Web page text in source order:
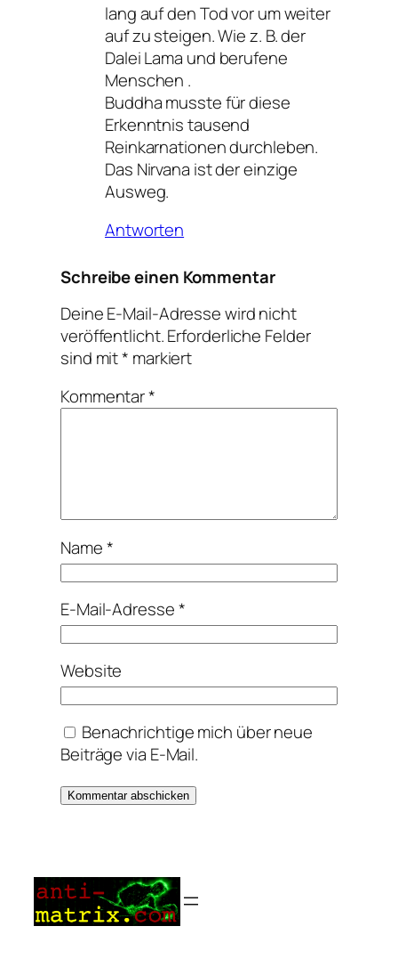
lang auf den Tod vor um weiter
auf zu steigen. Wie z. B. der
Dalei Lama und berufene
Menschen .
Buddha musste für diese
Erkenntnis tausend
Reinkarnationen durchleben.
Das Nirvana ist der einzige
Ausweg.
Antworten
Schreibe einen Kommentar
Deine E-Mail-Adresse wird nicht
veröffentlicht.Erforderliche Felder
sind mit* markiert
Kommentar*
Name*
E-Mail-Adresse*
Website
Benachrichtige mich über neue
Beiträge via E-Mail.